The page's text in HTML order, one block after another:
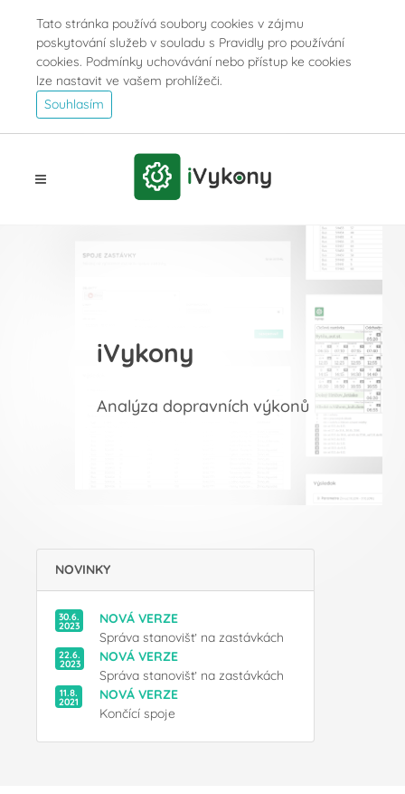
Tato stránka používá soubory cookies v zájmu
poskytování služeb v souladu s Pravidly pro používání
cookies. Podmínky uchovávání nebo přístup ke cookies
lze nastavit ve vašem prohlížeči.
Souhlasím
iVykony
Analýza dopravních výkonů
NOVINKY
30.6.
2023
NOVÁ VERZE
Správa stanovišť na zastávkách
22.6.
2023
NOVÁ VERZE
Správa stanovišť na zastávkách
11.8.
2021
NOVÁ VERZE
Končící spoje